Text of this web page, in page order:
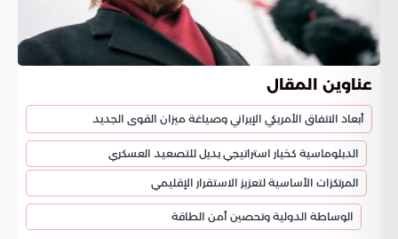
عناوين المقال
أبعاد الاتفاق الأمريكي الإيراني وصياغة ميزان القوى الجديد
الدبلوماسية كخيار استراتيجي بديل للتصعيد العسكري
المرتكزات الأساسية لتعزيز الاستقرار الإقليمي
الوساطة الدولية وتحصين أمن الطاقة